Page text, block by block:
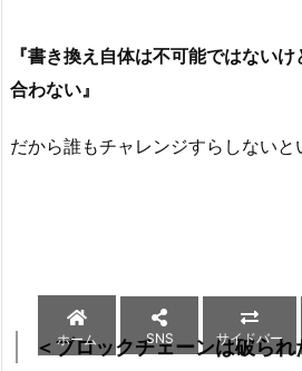
『書き換え自体は不可能ではない
合わない』
だから誰もチャレンジすらしないと
＜ブロックチェーンは破ら
ホーム SNS サイドバー